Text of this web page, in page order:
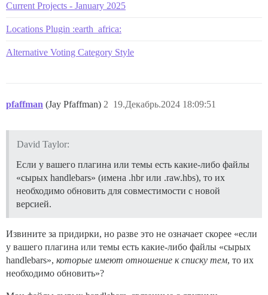
Current Projects - January 2025
Locations Plugin :earth_africa:
Alternative Voting Category Style
pfaffman (Jay Pfaffman) 19.Декабрь.2024 18:09:51
2
David Taylor:
Если у вашего плагина или темы есть какие-либо файлы
«сырых handlebars» (имена .hbr или .raw.hbs), то их
необходимо обновить для совместимости с новой
версией.
Извините за придирки, но разве это не означает скорее «если
у вашего плагина или темы есть какие-либо файлы «сырых
handlebars», которые имеют отношение к списку тем, то их
необходимо обновить»?